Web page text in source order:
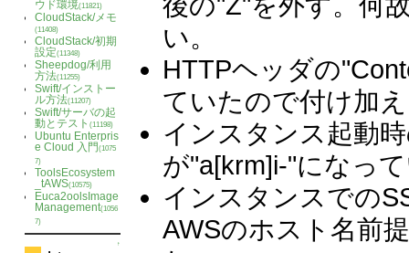
ウド環境(11821)
CloudStack/メモ
(11408)
CloudStack/初期
設定(11348)
Sheepdog/利用
方法(11255)
Swift/インストー
ル方法(11207)
Swift/サーバの起
動とテスト(11198)
Ubuntu Enterpris
e Cloud 入門(1075
7)
ToolsEcosystem
_tAWS(10575)
Euca2oolsImage
Management(1056
7)
↑
い。
HTTPヘッダの
ていたので付け加
インスタンス起動
が"a[krm]i-"になっ
インスタンスでの
AWSのホスト名前